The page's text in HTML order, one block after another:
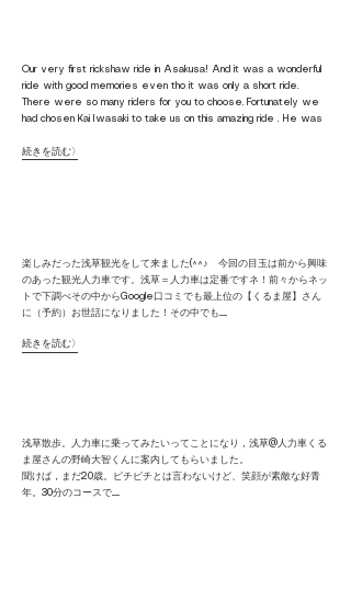
Our very first rickshaw ride in Asakusa! And it was a wonderful
ride with good memories even tho it was only a short ride.
There were so many riders for you to choose. Fortunately we
had chosen Kai Iwasaki to take us on this amazing ride . He was
続きを読む〉
楽しみだった浅草観光をして来ました(^^♪ 今回の目玉は前から興味
のあった観光人力車です。浅草＝人力車は定番ですネ！前々からネッ
トで下調べその中からGoogle口コミでも最上位の【くるま屋】さん
に（予約）お世話になりました！その中でも.......
続きを読む〉
浅草散歩。人力車に乗ってみたいってことになり，浅草@人力車くる
ま屋さんの野崎大智くんに案内してもらいました。
聞けば，まだ20歳。ピチピチとは言わないけど、笑顔が素敵な好青
年。30分のコースで.......